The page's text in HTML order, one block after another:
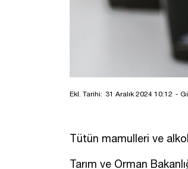
Ekl. Tarihi: 31 Aralık 2024 10:12 -
Tütün mamulleri ve
Tarım ve Orman